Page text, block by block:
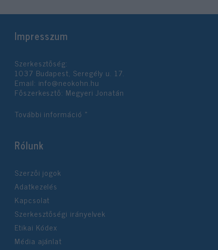
Impresszum
Szerkesztőség:
1037 Budapest, Seregély u. 17.
Email: info@neokohn.hu
Főszerkesztő: Megyeri Jonatán
További információ »
Rólunk
Szerzői jogok
Adatkezelés
Kapcsolat
Szerkesztőségi irányelvek
Etikai Kódex
Média ajánlat